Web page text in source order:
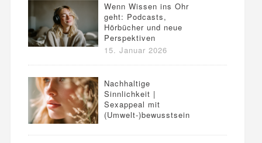
Wenn Wissen ins Ohr
geht: Podcasts,
Hörbücher und neue
Perspektiven
15. Januar 2026
Nachhaltige
Sinnlichkeit |
Sexappeal mit
(Umwelt-)bewusstsein